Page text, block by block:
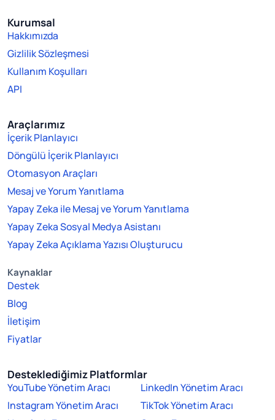
Kurumsal
Hakkımızda
Gizlilik Sözleşmesi
Kullanım Koşulları
API
Araçlarımız
İçerik Planlayıcı
Döngülü İçerik Planlayıcı
Otomasyon Araçları
Mesaj ve Yorum Yanıtlama
Yapay Zeka ile Mesaj ve Yorum Yanıtlama
Yapay Zeka Sosyal Medya Asistanı
Yapay Zeka Açıklama Yazısı Oluşturucu
Kaynaklar
Destek
Blog
İletişim
Fiyatlar
Desteklediğimiz Platformlar
YouTube Yönetim Aracı
LinkedIn Yönetim Aracı
Instagram Yönetim Aracı
TikTok Yönetim Aracı